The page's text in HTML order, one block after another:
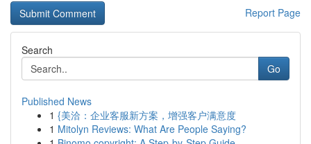
Report Page
Search
Go
Published News
1 {美洽：企业客服新方案，增强客户满意度
1 Mitolyn Reviews: What Are People Saying?